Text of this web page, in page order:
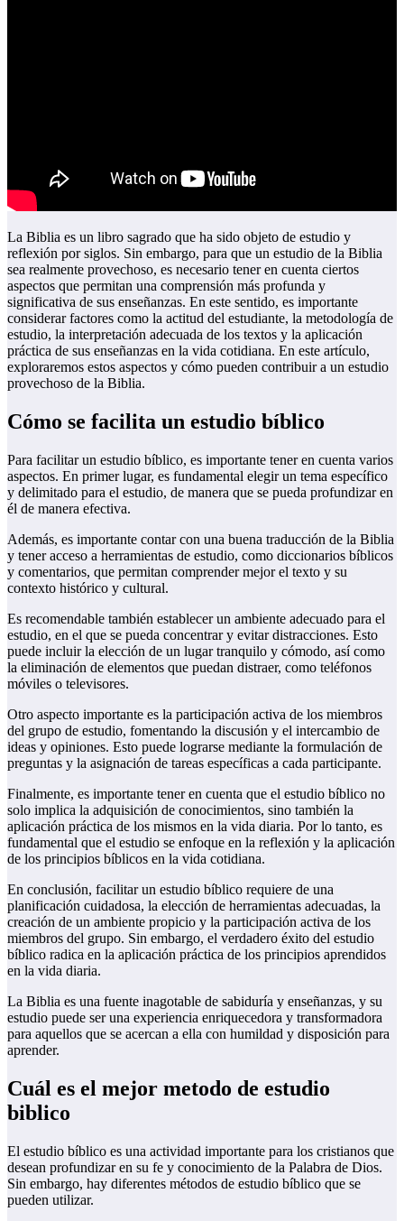
La Biblia es un libro sagrado que ha sido objeto de estudio y
reflexión por siglos. Sin embargo, para que un estudio de la Biblia
sea realmente provechoso, es necesario tener en cuenta ciertos
aspectos que permitan una comprensión más profunda y
significativa de sus enseñanzas. En este sentido, es importante
considerar factores como la actitud del estudiante, la metodología de
estudio, la interpretación adecuada de los textos y la aplicación
práctica de sus enseñanzas en la vida cotidiana. En este artículo,
exploraremos estos aspectos y cómo pueden contribuir a un estudio
provechoso de la Biblia.
Cómo se facilita un estudio bíblico
Para facilitar un estudio bíblico, es importante tener en cuenta varios
aspectos. En primer lugar, es fundamental elegir un tema específico
y delimitado para el estudio, de manera que se pueda profundizar en
él de manera efectiva.
Además, es importante contar con una buena traducción de la Biblia
y tener acceso a herramientas de estudio, como diccionarios bíblicos
y comentarios, que permitan comprender mejor el texto y su
contexto histórico y cultural.
Es recomendable también establecer un ambiente adecuado para el
estudio, en el que se pueda concentrar y evitar distracciones. Esto
puede incluir la elección de un lugar tranquilo y cómodo, así como
la eliminación de elementos que puedan distraer, como teléfonos
móviles o televisores.
Otro aspecto importante es la participación activa de los miembros
del grupo de estudio, fomentando la discusión y el intercambio de
ideas y opiniones. Esto puede lograrse mediante la formulación de
preguntas y la asignación de tareas específicas a cada participante.
Finalmente, es importante tener en cuenta que el estudio bíblico no
solo implica la adquisición de conocimientos, sino también la
aplicación práctica de los mismos en la vida diaria. Por lo tanto, es
fundamental que el estudio se enfoque en la reflexión y la aplicación
de los principios bíblicos en la vida cotidiana.
En conclusión, facilitar un estudio bíblico requiere de una
planificación cuidadosa, la elección de herramientas adecuadas, la
creación de un ambiente propicio y la participación activa de los
miembros del grupo. Sin embargo, el verdadero éxito del estudio
bíblico radica en la aplicación práctica de los principios aprendidos
en la vida diaria.
La Biblia es una fuente inagotable de sabiduría y enseñanzas, y su
estudio puede ser una experiencia enriquecedora y transformadora
para aquellos que se acercan a ella con humildad y disposición para
aprender.
Cuál es el mejor metodo de estudio
biblico
El estudio bíblico es una actividad importante para los cristianos que
desean profundizar en su fe y conocimiento de la Palabra de Dios.
Sin embargo, hay diferentes métodos de estudio bíblico que se
pueden utilizar.